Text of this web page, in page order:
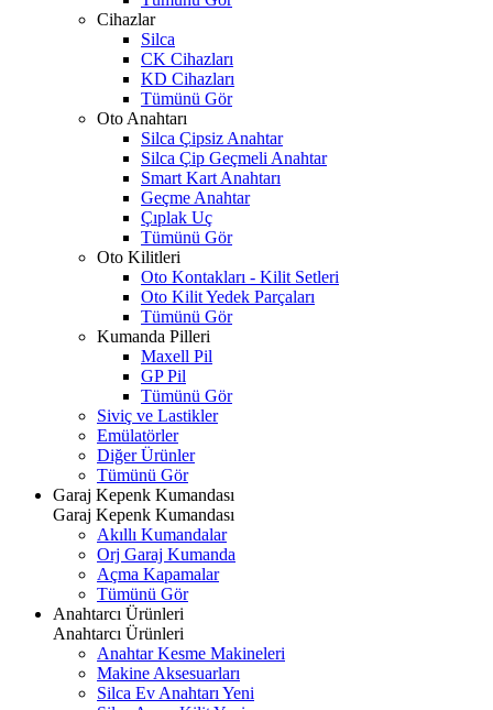
Cihazlar
Silca
CK Cihazları
KD Cihazları
Tümünü Gör
Oto Anahtarı
Silca Çipsiz Anahtar
Silca Çip Geçmeli Anahtar
Smart Kart Anahtarı
Geçme Anahtar
Çıplak Uç
Tümünü Gör
Oto Kilitleri
Oto Kontakları - Kilit Setleri
Oto Kilit Yedek Parçaları
Tümünü Gör
Kumanda Pilleri
Maxell Pil
GP Pil
Tümünü Gör
Siviç ve Lastikler
Emülatörler
Diğer Ürünler
Tümünü Gör
Garaj Kepenk Kumandası
Garaj Kepenk Kumandası
Akıllı Kumandalar
Orj Garaj Kumanda
Açma Kapamalar
Tümünü Gör
Anahtarcı Ürünleri
Anahtarcı Ürünleri
Anahtar Kesme Makineleri
Makine Aksesuarları
Silca Ev Anahtarı Yeni